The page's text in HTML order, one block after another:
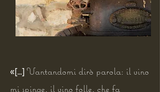
«[...] Vantandomi dirò parola: il vino
mi spinge, il vino folle, che fa